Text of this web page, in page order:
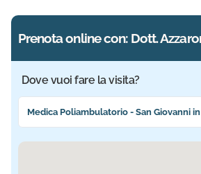
Prenota online con: Dott.
Dove vuoi fare la visita?
Seleziona la sede più vicina a te
Medica Poliambulatorio - San Giovanni